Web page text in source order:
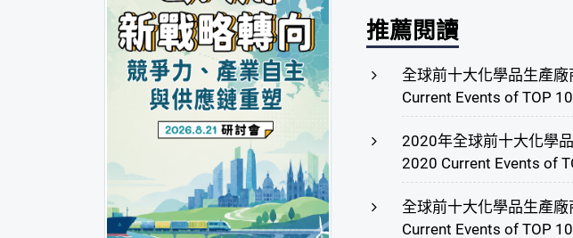
推薦閱讀
全球前十大化學品生產廠
Current Events of TOP
2020年全球前十大化學
2020 Current Events of
全球前十大化學品生產廠
Current Events of TOP